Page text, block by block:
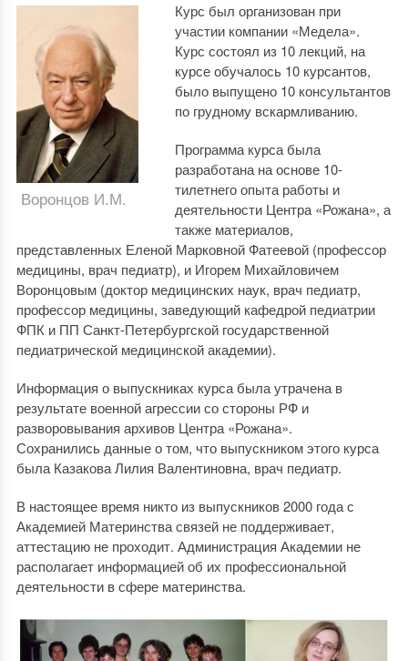
Воронцов И.М.
Курс был организован при
участии компании «Медела».
Курс состоял из 10 лекций, на
курсе обучалось 10 курсантов,
было выпущено 10 консультантов
по грудному вскармливанию.
Программа курса была
разработана на основе 10-
тилетнего опыта работы и
деятельности Центра «Рожана», а
также материалов,
представленных Еленой Марковной Фатеевой (профессор
медицины, врач педиатр), и Игорем Михайловичем
Воронцовым (доктор медицинских наук, врач педиатр,
профессор медицины, заведующий кафедрой педиатрии
ФПК и ПП Санкт-Петербургской государственной
педиатрической медицинской академии).
Информация о выпускниках курса была утрачена в
результате военной агрессии со стороны РФ и
разворовывания архивов Центра «Рожана».
Сохранились данные о том, что выпускником этого курса
была Казакова Лилия Валентиновна, врач педиатр.
В настоящее время никто из выпускников 2000 года с
Академией Материнства связей не поддерживает,
аттестацию не проходит. Администрация Академии не
располагает информацией об их профессиональной
деятельности в сфере материнства.